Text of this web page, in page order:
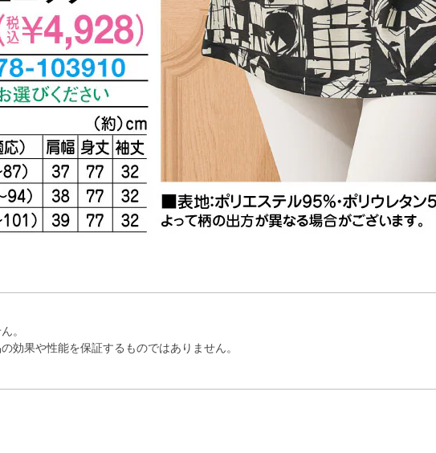
。
効果や性能を保証するものではありません。